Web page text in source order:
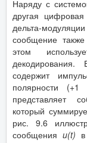
Наряду с
другая
дельта-
сообщение
этом
содержит
полярности
представляет
который
рис. 9.6
сообщения u(t)